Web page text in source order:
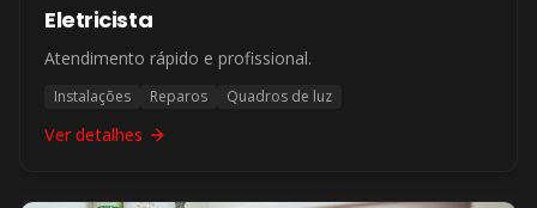
Eletricista
Atendimento rápido e profissional.
Instalações Reparos Quadros de luz
Ver detalhes